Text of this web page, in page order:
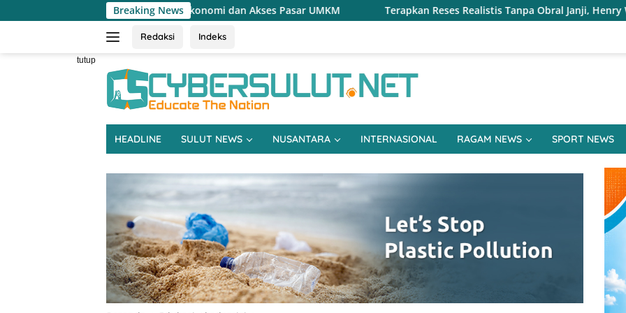
ke
Breaking News
Ekonomi dan Akses Pasar UMKM Terapkan Reses Realistis Tanpa Obral Janji, Henry Walukow Jemput Langsung
Redaksi Indeks
tutup
HEADLINE SULUT NEWS NUSANTARA INTERNASIONAL RAGAM NEWS SPORT NEWS